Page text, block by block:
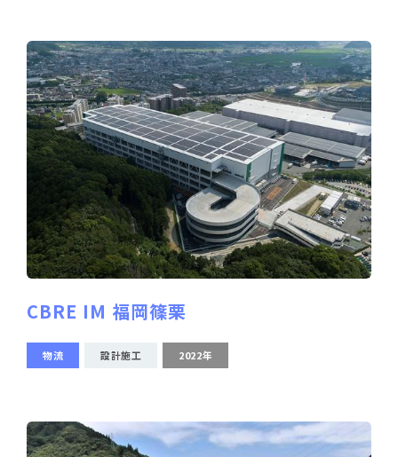
CBRE IM 福岡篠栗
物流 設計施工 2022年